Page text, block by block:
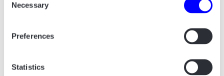
Selection
Necessary
Preferences
Statistics